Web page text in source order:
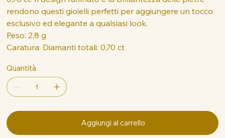
rendono questi gioielli perfetti per aggiungere un tocco
esclusivo ed elegante a qualsiasi look.
Peso: 2,8 g
Caratura: Diamanti totali: 0,70 ct
Quantità
Aggiungi al carrello